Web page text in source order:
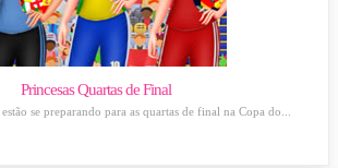
Princesas Quartas de Final
se preparando para as quartas de final na Copa do...